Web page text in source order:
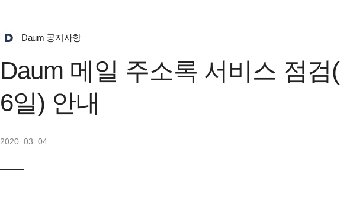
Daum 공지사항
Daum 메일 주소록 서비스 점검
6일) 안내
2020. 03. 04.